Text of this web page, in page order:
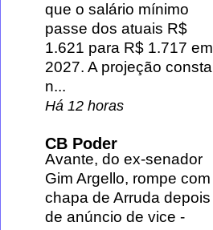
que o salário mínimo
passe dos atuais R$
1.621 para R$ 1.717 em
2027. A projeção consta
n...
Há 12 horas
CB Poder
Avante, do ex-senador
Gim Argello, rompe com
chapa de Arruda depois
de anúncio de vice -